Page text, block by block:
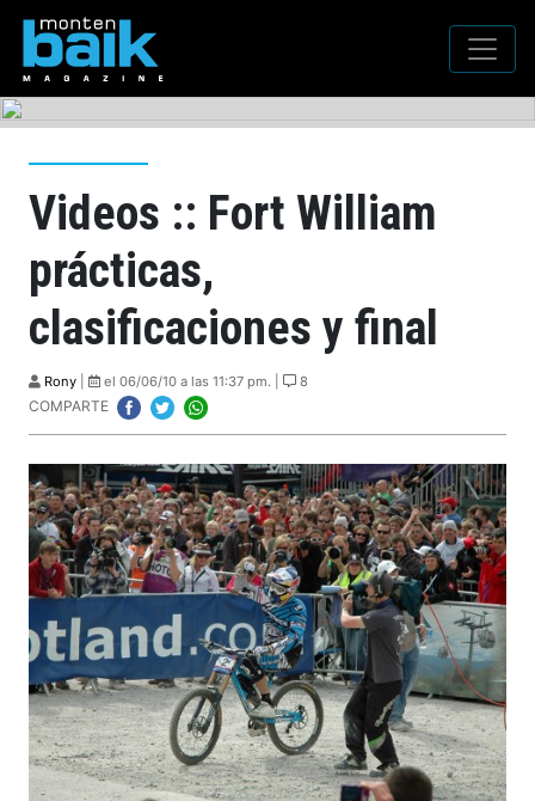
Videos :: Fort William
prácticas,
clasificaciones y final
Rony el 06/06/10 a las 11:37 pm. | 8
COMPARTE